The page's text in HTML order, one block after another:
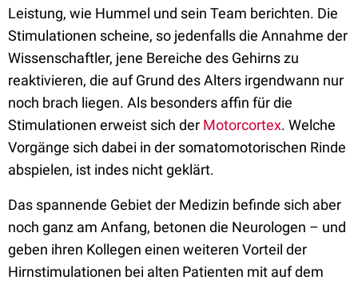
Leistung, wie Hummel und sein Team berichten. Die
Stimulationen scheine, so jedenfalls die Annahme der
Wissenschaftler, jene Bereiche des Gehirns zu
reaktivieren, die auf Grund des Alters irgendwann nur
noch brach liegen. Als besonders affin für die
Stimulationen erweist sich der Motorcortex. Welche
Vorgänge sich dabei in der somatomotorischen Rinde
abspielen, ist indes nicht geklärt.
Das spannende Gebiet der Medizin befinde sich aber
noch ganz am Anfang, betonen die Neurologen – und
geben ihren Kollegen einen weiteren Vorteil der
Hirnstimulationen bei alten Patienten mit auf dem